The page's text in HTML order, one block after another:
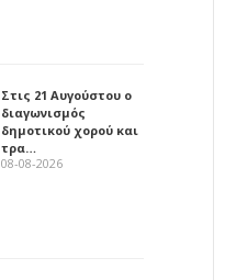
Στις 21 Αυγούστου ο
διαγωνισμός
δημοτικού χορού και
τρα…
08-08-2026